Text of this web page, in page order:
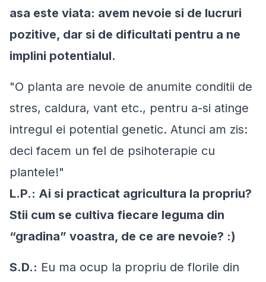
asa este viata: avem nevoie si de lucruri
pozitive, dar si de dificultati pentru a ne
implini potentialul.
"O planta are nevoie de anumite conditii de
stres, caldura, vant etc., pentru a-si atinge
intregul ei potential genetic. Atunci am zis:
deci facem un fel de psihoterapie cu
plantele!"
L.P.: Ai si practicat agricultura la propriu?
Stii cum se cultiva fiecare leguma din
“gradina” voastra, de ce are nevoie? :)
S.D.: Eu ma ocup la propriu de florile din